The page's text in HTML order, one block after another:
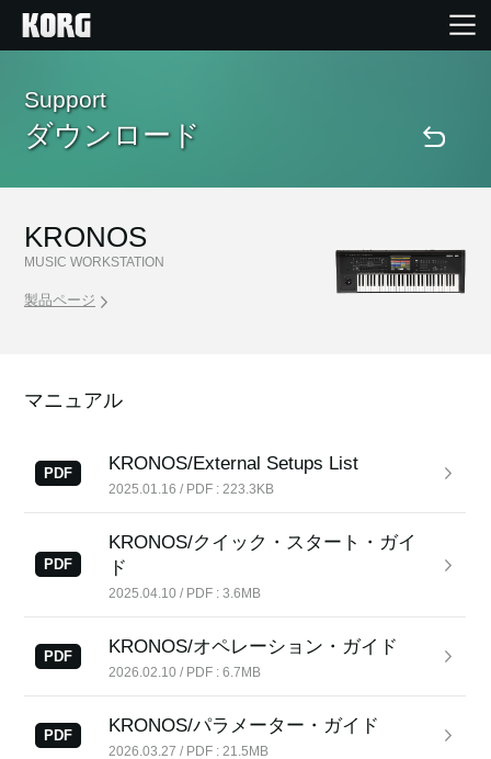
Home
Import Products
Features
Store Locator
News
Location
Social Media
About KORG
Support
ダウンロード
KRONOS
MUSIC WORKSTATION
製品ページ
マニュアル
PDF KRONOS/External Setups List
2025.01.16 / PDF : 223.3KB
PDF
KRONOS/クイック・スタート・ガイ
ド
2025.04.10 / PDF : 3.6MB
PDF KRONOS/オペレーション・ガイド
2026.02.10 / PDF : 6.7MB
PDF KRONOS/パラメーター・ガイド
2026.03.27 / PDF : 21.5MB